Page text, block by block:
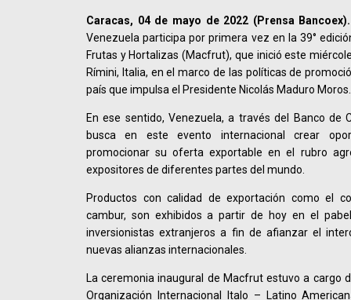
Caracas, 04 de mayo de 2022 (Prensa
Venezuela participa por primera vez en la 39°
Frutas y Hortalizas (Macfrut), que inició este
Rímini, Italia, en el marco de las políticas de
país que impulsa el Presidente Nicolás Maduro Moros.
En ese sentido, Venezuela, a través del Banco de
busca en este evento internacional crear
promocionar su oferta exportable en el rubro
expositores de diferentes partes del mundo.
Productos con calidad de exportación como el
cambur, son exhibidos a partir de hoy en el
inversionistas extranjeros a fin de afianzar el
nuevas alianzas internacionales.
La ceremonia inaugural de Macfrut estuvo a cargo
Organización Internacional Italo – Latino